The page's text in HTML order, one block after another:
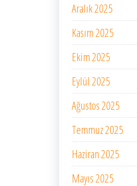
Aralık 2025
Kasım 2025
Ekim 2025
Eylül 2025
Ağustos 2025
Temmuz 2025
Haziran 2025
Mayıs 2025